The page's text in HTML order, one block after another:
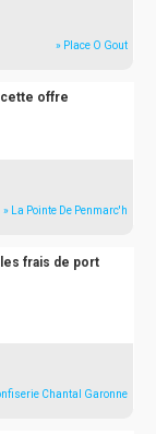
» Place O Gout
cette offre
» La Pointe De Penmarc'h
frais de port
Chantal Garonne